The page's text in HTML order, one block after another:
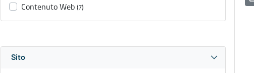
Contenuto Web (7)
Sito